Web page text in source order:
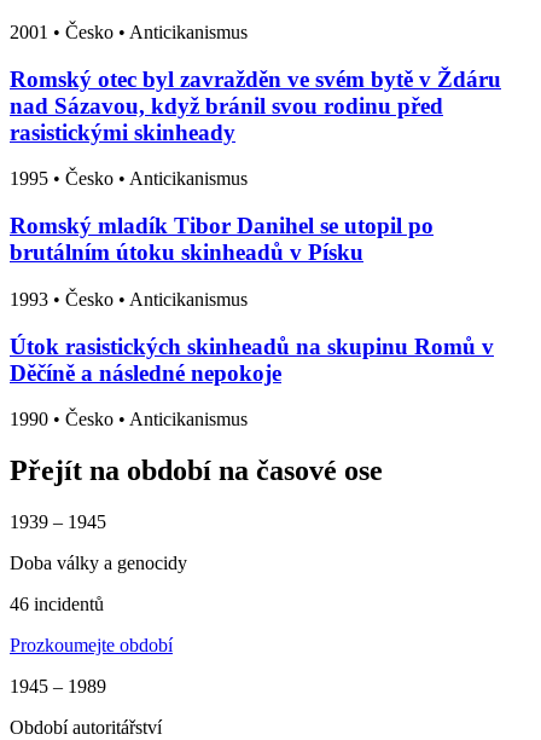
2001 • Česko • Anticikanismus
Romský otec byl zavražděn ve svém bytě v Ždáru
nad Sázavou, když bránil svou rodinu před
rasistickými skinheady
1995 • Česko • Anticikanismus
Romský mladík Tibor Danihel se utopil po
brutálním útoku skinheadů v Písku
1993 • Česko • Anticikanismus
Útok rasistických skinheadů na skupinu Romů v
Děčíně a následné nepokoje
1990 • Česko • Anticikanismus
Přejít na období na časové ose
1939 – 1945
Doba války a genocidy
46 incidentů
Prozkoumejte období
1945 – 1989
Období autoritářství